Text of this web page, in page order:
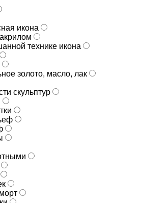
икона
технике икона
золото, масло, лак
скульптур